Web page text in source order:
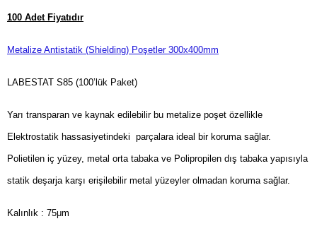
100 Adet Fiyatıdır
Metalize Antistatik (Shielding) Poşetler 300x400mm
LABESTAT S85 (100’lük Paket)
Yarı transparan ve kaynak edilebilir bu metalize poşet özellikle
Elektrostatik hassasiyetindeki parçalara ideal bir koruma sağlar.
Polietilen iç yüzey, metal orta tabaka ve Polipropilen dış tabaka yapısıyla
statik deşarja karşı erişilebilir metal yüzeyler olmadan koruma sağlar.
Kalınlık : 75μm